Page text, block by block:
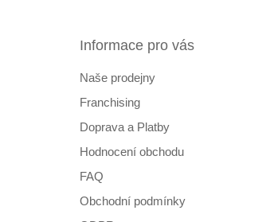
Informace pro vás
Naše prodejny
Franchising
Doprava a Platby
Hodnocení obchodu
FAQ
Obchodní podmínky